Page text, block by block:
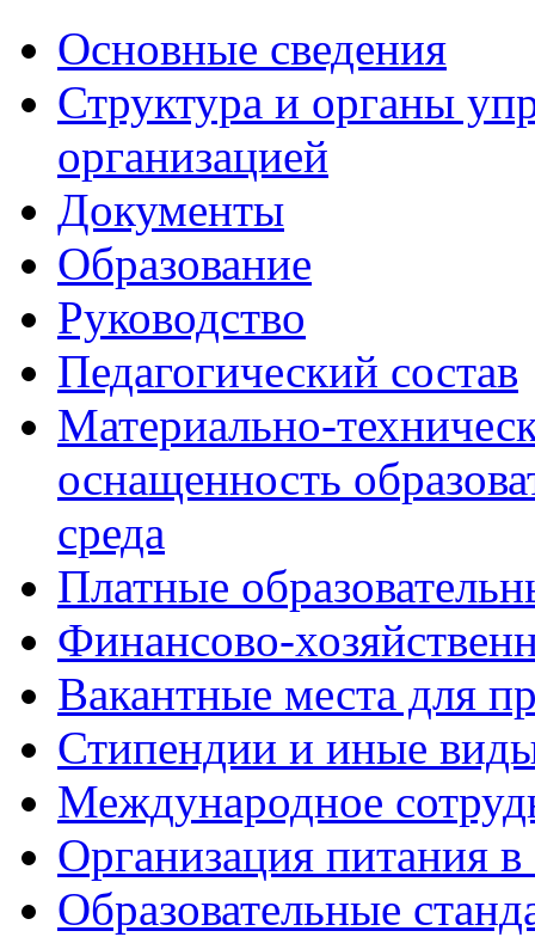
Основные сведения
Структура и органы
организацией
Документы
Образование
Руководство
Педагогический состав
Материально-
оснащенность
среда
Платные
Финансово-
Вакантные места для
Стипендии и иные
Международное
Организация питания в
Образовательные